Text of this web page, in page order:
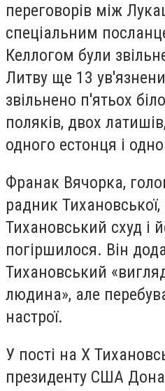
переговорів між
спеціальним
Келлогом були
Литву ще 13
звільнено п'ятьох
поляків, двох
одного естонця і
Франак Вячорка,
радник
Тихановський схуд і
погіршилося. Він
Тихановський
людина», але
настрої.
У пості на X
президенту США